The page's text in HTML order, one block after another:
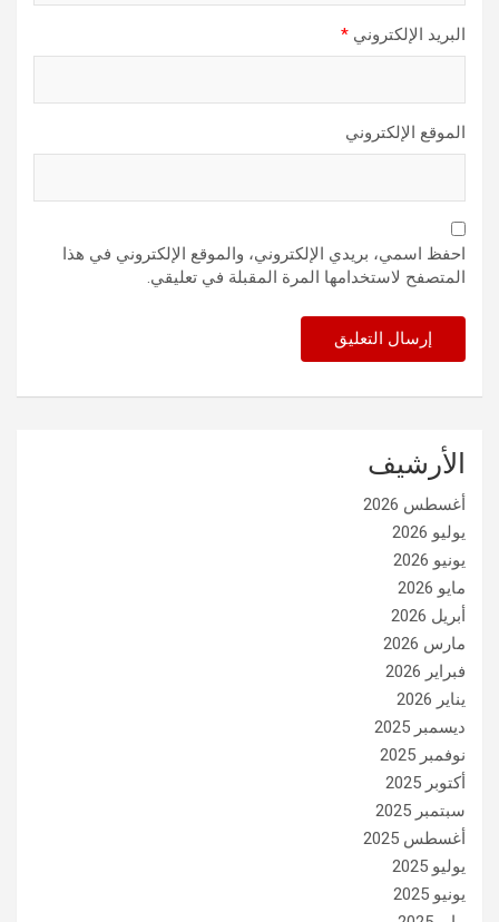
البريد الإلكتروني *
الموقع الإلكتروني
احفظ اسمي، بريدي الإلكتروني، والموقع الإلكتروني في هذا
المتصفح لاستخدامها المرة المقبلة في تعليقي.
الأرشيف
أغسطس 2026
يوليو 2026
يونيو 2026
مايو 2026
أبريل 2026
مارس 2026
فبراير 2026
يناير 2026
ديسمبر 2025
نوفمبر 2025
أكتوبر 2025
سبتمبر 2025
أغسطس 2025
يوليو 2025
يونيو 2025